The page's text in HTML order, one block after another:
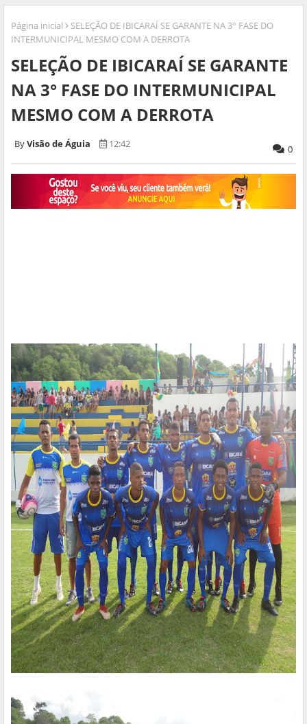
Página inicial
SELEÇÃO DE IBICARAÍ SE GARANTE NA 3° FASE DO
INTERMUNICIPAL MESMO COM A DERROTA
SELEÇÃO DE IBICARAÍ SE GARANTE
NA 3° FASE DO INTERMUNICIPAL
MESMO COM A DERROTA
Visão de Águia 12:42 0